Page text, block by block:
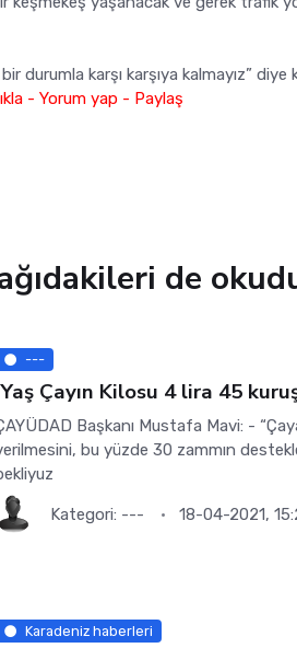
durumla karşı karşıya kalmayız” diye
- Yorum yap - Paylaş
de
---
Çayın Kilosu 4 lira 45
Başkanı Mustafa Mavi: -
bu yüzde 30 zammın
Kategori: --- 18-04-2021,
Karadeniz haberleri